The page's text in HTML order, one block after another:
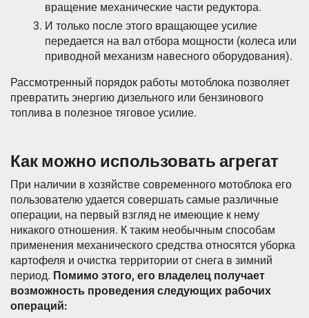
вращение механические части редуктора.
И только после этого вращающее усилие
передается на вал отбора мощности (колеса или
приводной механизм навесного оборудования).
Рассмотренный порядок работы мотоблока позволяет
превратить энергию дизельного или бензинового
топлива в полезное тяговое усилие.
Как можно использовать агрегат
При наличии в хозяйстве современного мотоблока его
пользователю удается совершать самые различные
операции, на первый взгляд не имеющие к нему
никакого отношения. К таким необычным способам
применения механического средства относятся уборка
картофеля и очистка территории от снега в зимний
период. Помимо этого, его владелец получает
возможность проведения следующих рабочих
операций: